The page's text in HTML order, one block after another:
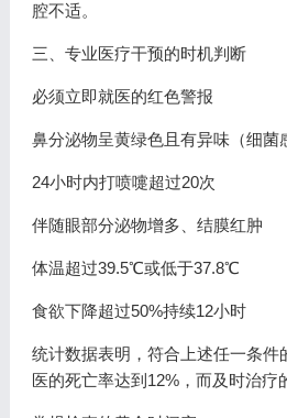
腔不适。
三、专业医疗干预的时机判断
必须立即就医的红色警报
鼻分泌物呈黄绿色且有异味（细菌
24小时内打喷嚏超过20次
伴随眼部分泌物增多、结膜红肿
体温超过39.5℃或低于37.8℃
食欲下降超过50%持续12小时
统计数据表明，符合上述任一条件
医的死亡率达到12%，而及时治疗